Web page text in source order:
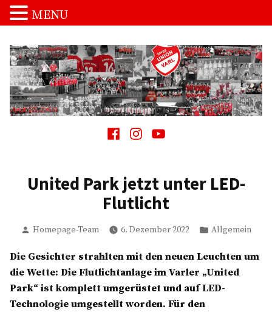
Inhalt
springen
Spvgg. Union Varl
…die Macht vom Schnakenpohl!
FacebookInstagram
Youtube
United Park jetzt unter LED-
Flutlicht
Verfasst
Homepage-Team 6. Dezember 2022
Veröffentlicht
Allgemein
Die Gesichter strahlten mit den neuen Leuchten um
die Wette: Die Flutlichtanlage im Varler „United
Park“ ist komplett umgerüstet und auf LED-
Technologie umgestellt worden. Für den
MENU